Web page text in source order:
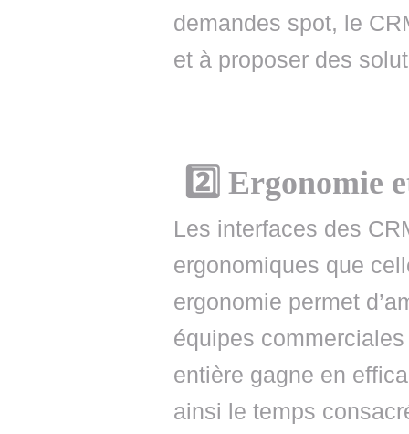
demandes spot, le
et à proposer des
2️⃣ Ergonomie
Les interfaces des
ergonomiques que
ergonomie permet
équipes
entière gagne en
ainsi le temps